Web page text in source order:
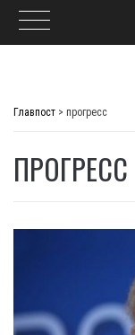
Главпост > прогресс
ПРОГРЕСС